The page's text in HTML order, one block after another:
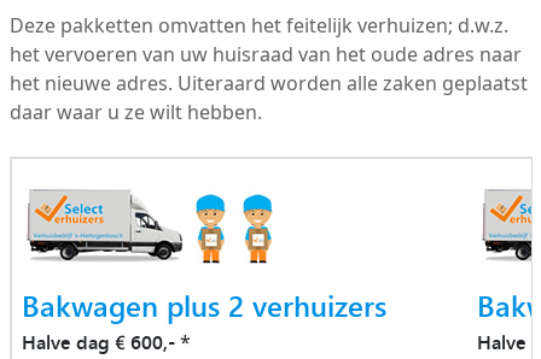
Deze pakketten omvatten het feitelijk verhuizen; d.w.z.
het vervoeren van uw huisraad van het oude adres naar
het nieuwe adres. Uiteraard worden alle zaken geplaatst
daar waar u ze wilt hebben.
Bakwagen plus 2 verhuizers
Halve dag € 600,-*
Halve